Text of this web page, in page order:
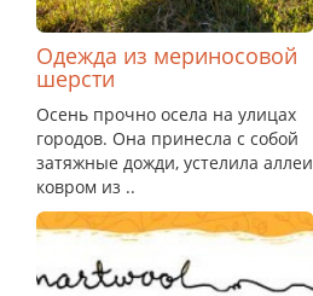
Одежда из мериносовой
шерсти
Осень прочно осела на улицах
городов. Она принесла с собой
затяжные дожди, устелила аллеи
ковром из ..